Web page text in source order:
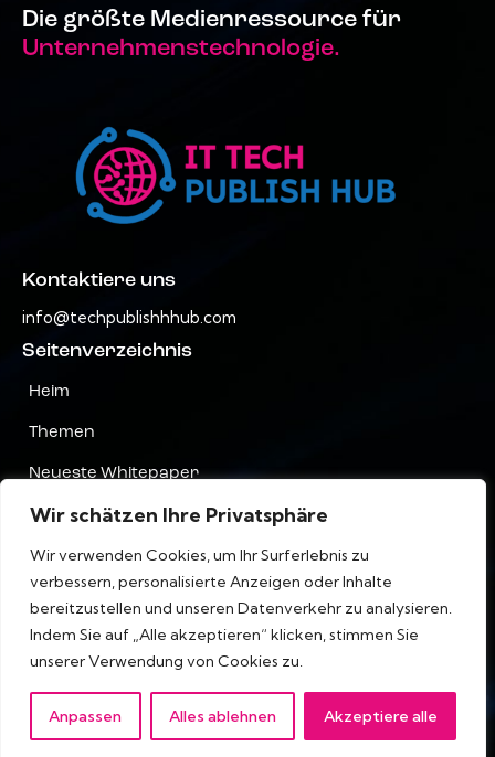
Wir schätzen Ihre Privatsphäre
Wir verwenden Cookies, um Ihr Surferlebnis zu
verbessern, personalisierte Anzeigen oder Inhalte
bereitzustellen und unseren Datenverkehr zu analysieren.
Indem Sie auf „Alle akzeptieren“ klicken, stimmen Sie
unserer Verwendung von Cookies zu.
Anpassen Alles ablehnen Akzeptiere alle
Die größte Medienressource für
Unternehmenstechnologie.
Kontaktiere uns
info@techpublishhhub.com
Seitenverzeichnis
Heim
Themen
Neueste Whitepaper
Unternehmen AZ
Kontaktiere uns
Terms & Bedingungen
IT Tech Publish Hub © Alle Rechte vorbehalten.